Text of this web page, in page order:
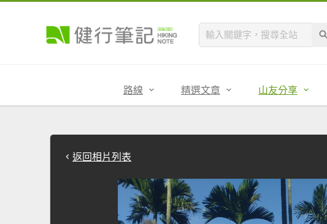
路線 精選文章 山友分享
返回相片列表